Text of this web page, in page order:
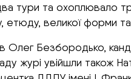
тури та охоплювало три
етюду, великої форми
Олег Безбородько,
журі увійшли також